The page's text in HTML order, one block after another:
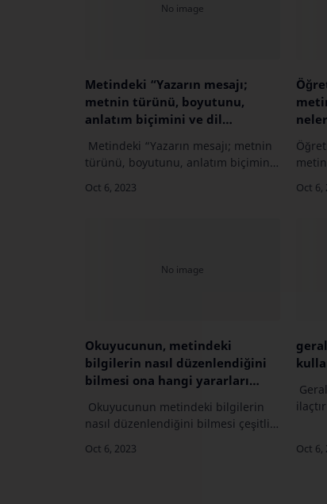
Metindeki “Yazarın mesajı;
metnin türünü, boyutunu,
anlatım biçimini ve dil
ifadesiyle anlatılmak istenen
nedir? Açıklayınız.
Metindeki “Yazarın mesajı; metnin
türünü, boyutunu, anlatım biçimini
ifadesiyle anlatılmak istenen nedir?
Okuyucunun, metindeki
bilgilerin nasıl düzenlendiğini
bilmesi ona hangi yararları
Okuyucunun metindeki bilgilerin
nasıl düzenlendiğini bilmesi çeşitli
Bilgiler düzenli bir yapı içinde
ve